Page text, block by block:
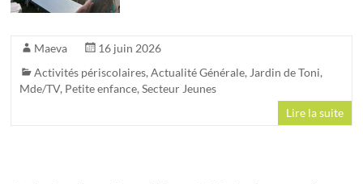
Maeva
16 juin 2026
Activités périscolaires,Actualité Générale, Jardin de Toni,
Mde/TV, Petite enfance,Secteur Jeunes
Lire la suite